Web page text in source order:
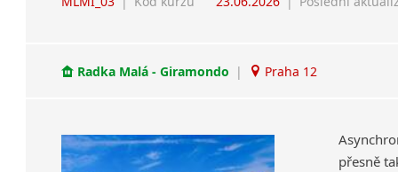
Radka Malá - Giramondo | Praha 12
přesně